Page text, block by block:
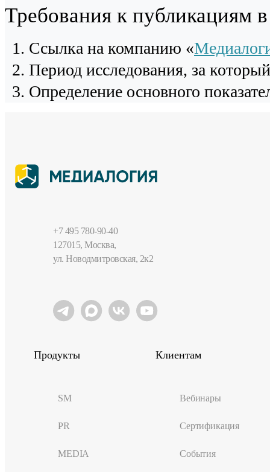
Требования к публикациям
Cсылка на компанию «
Период исследования, за
Определение основного
+7 495 780-90-40
127015, Москва,
ул. Новодмитровская, 2к2
Продукты
SM
PR
MEDIA
Клиентам
Вебинары
Сертификация
События